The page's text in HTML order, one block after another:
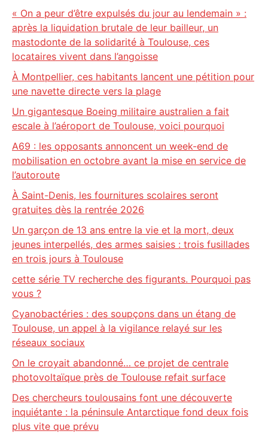
« On a peur d’être expulsés du jour au lendemain » :
après la liquidation brutale de leur bailleur, un
mastodonte de la solidarité à Toulouse, ces
locataires vivent dans l’angoisse
À Montpellier, ces habitants lancent une pétition pour
une navette directe vers la plage
Un gigantesque Boeing militaire australien a fait
escale à l’aéroport de Toulouse, voici pourquoi
A69 : les opposants annoncent un week-end de
mobilisation en octobre avant la mise en service de
l’autoroute
À Saint-Denis, les fournitures scolaires seront
gratuites dès la rentrée 2026
Un garçon de 13 ans entre la vie et la mort, deux
jeunes interpellés, des armes saisies : trois fusillades
en trois jours à Toulouse
cette série TV recherche des figurants. Pourquoi pas
vous ?
Cyanobactéries : des soupçons dans un étang de
Toulouse, un appel à la vigilance relayé sur les
réseaux sociaux
On le croyait abandonné… ce projet de centrale
photovoltaïque près de Toulouse refait surface
Des chercheurs toulousains font une découverte
inquiétante : la péninsule Antarctique fond deux fois
plus vite que prévu